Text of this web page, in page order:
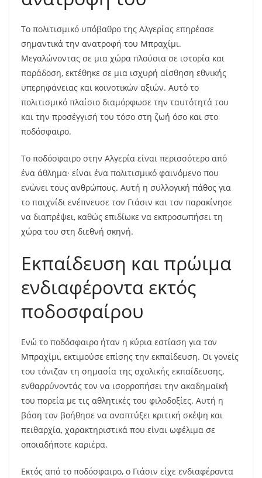
Το πολιτισμικό υπόβαθρο της Αλγερίας επηρέασε
σημαντικά την ανατροφή του Μπραχίμι.
Μεγαλώνοντας σε μια χώρα πλούσια σε ιστορία και
παράδοση, εκτέθηκε σε μια ισχυρή αίσθηση εθνικής
υπερηφάνειας και κοινοτικών αξιών. Αυτό το
πολιτισμικό πλαίσιο διαμόρφωσε την ταυτότητά του
και την προσέγγισή του τόσο στη ζωή όσο και στο
ποδόσφαιρο.
Το ποδόσφαιρο στην Αλγερία είναι περισσότερο από
ένα άθλημα· είναι ένα πολιτισμικό φαινόμενο που
ενώνει τους ανθρώπους. Αυτή η συλλογική πάθος για
το παιχνίδι ενέπνευσε τον Γιάσιν και τον παρακίνησε
να διαπρέψει, καθώς επιδίωκε να εκπροσωπήσει τη
χώρα του στη διεθνή σκηνή.
Εκπαίδευση και πρώιμα
ενδιαφέροντα εκτός
ποδοσφαίρου
Ενώ το ποδόσφαιρο ήταν η κύρια εστίαση για τον
Μπραχίμι, εκτιμούσε επίσης την εκπαίδευση. Οι γονείς
του τόνιζαν τη σημασία της σχολικής εκπαίδευσης,
ενθαρρύνοντάς τον να ισορροπήσει την ακαδημαϊκή
του πορεία με τις αθλητικές του φιλοδοξίες. Αυτή η
βάση τον βοήθησε να αναπτύξει κριτική σκέψη και
πειθαρχία, χαρακτηριστικά που είναι ωφέλιμα σε
οποιαδήποτε καριέρα.
Εκτός από το ποδόσφαιρο, ο Γιάσιν είχε ενδιαφέροντα